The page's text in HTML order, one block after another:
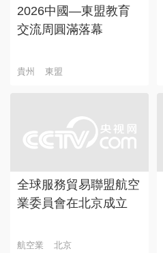
2026中國—東盟教育
交流周圓滿落幕
貴州 東盟
全球服務貿易聯盟航空
業委員會在北京成立
航空業 北京